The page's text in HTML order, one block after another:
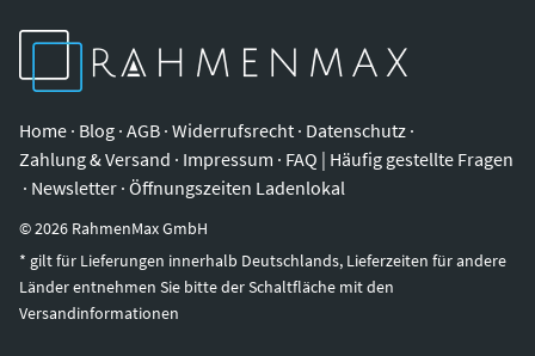
Home · Blog · AGB · Widerrufsrecht · Datenschutz ·
Zahlung & Versand · Impressum · FAQ | Häufig gestellte Fragen
· Newsletter · Öffnungszeiten Ladenlokal
©2026 RahmenMax GmbH
* gilt für Lieferungen innerhalb Deutschlands, Lieferzeiten für andere
Länder entnehmen Sie bitte der Schaltfläche mit den
Versandinformationen